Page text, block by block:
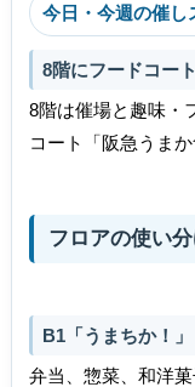
今日・今週の催し
8階にフードコー
8階は催場と趣味・
コート「阪急うま
フロアの使い
B1「うまちか！」
弁当、惣菜、和洋